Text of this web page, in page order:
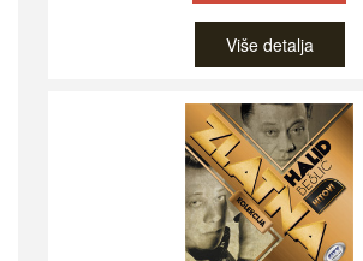
Više detalja